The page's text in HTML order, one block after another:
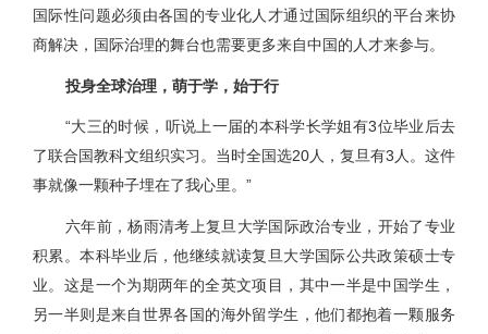
国际性问题必须由各国的专业化人才通过国际组织的平台来协
商解决，国际治理的舞台也需要更多来自中国的人才来参与。
投身全球治理，萌于学，始于行
“大三的时候，听说上一届的本科学长学姐有3位毕业后去
了联合国教科文组织实习。当时全国选20人，复旦有3人。这件
事就像一颗种子埋在了我心里。”
六年前，杨雨清考上复旦大学国际政治专业，开始了专业
积累。本科毕业后，他继续就读复旦大学国际公共政策硕士专
业。这是一个为期两年的全英文项目，其中一半是中国学生，
另一半则是来自世界各国的海外留学生，他们都抱着一颗服务